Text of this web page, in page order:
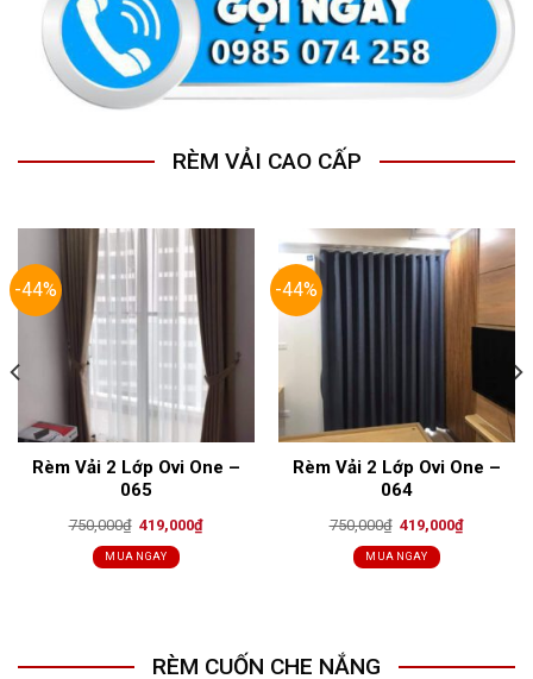
RÈM VẢI CAO CẤP
-44%
Rèm Vải 2 Lớp Ovi One –
065
750,000₫ Original
was:
750,000₫.
419,000₫Current
MUA NGAY
-44%
Rèm Vải 2 Lớp Ovi One –
064
750,000₫ Original
was:
750,000₫.
419,000₫Current
MUA NGAY
RÈM CUỐN CHE NẮNG